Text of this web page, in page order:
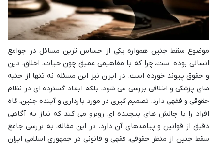
موضوع سقط جنین همواره یکی از حساس ترین مسائل در جوامع
انسانی بوده است، چرا که با مفاهیمی عمیق چون حیات، اخلاق، دین
و حقوق پیوند خورده است. در ایران نیز این مسئله نه تنها از جنبه
های پزشکی و اخلاقی بررسی می شود، بلکه ابعاد گسترده ای در نظام
حقوقی و فقهی دارد. تصمیم گیری در مورد بارداری و آینده جنین، گاه
افراد را با چالش های پیچیده ای روبرو می کند که نیاز به آگاهی
دقیق از قوانین و پیامدهای آن دارد. در این مقاله، به بررسی جامع
سقط جنین از منظر حقوقی، فقهی و قانونی در جمهوری اسلامی ایران